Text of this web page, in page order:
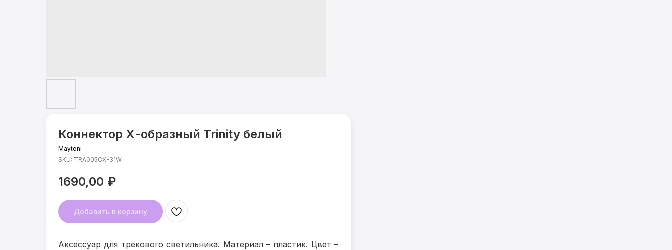
Коннектор Х-образный Trinity белый
Maytoni
SKU: TRA005CX-31W
1690,00 ₽
Добавить в корзину
Аксессуар для трекового светильника. Материал – пластик. Цвет –